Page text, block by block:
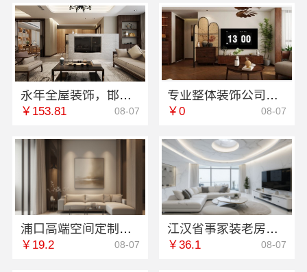
永年全屋装饰，邯郸至臻全宅新材料有限公司一站式服务
￥153.81 08-07
专业整体装饰公司预算南通宏域全宅装饰建材有限公司
￥0 08-07
浦口高端空间定制，南京市创亿讯环保全包更省心
￥19.2 08-07
江汉省事家装老房翻新，本地快装（湖北）科技有限公司省心无忧
￥36.1 08-07